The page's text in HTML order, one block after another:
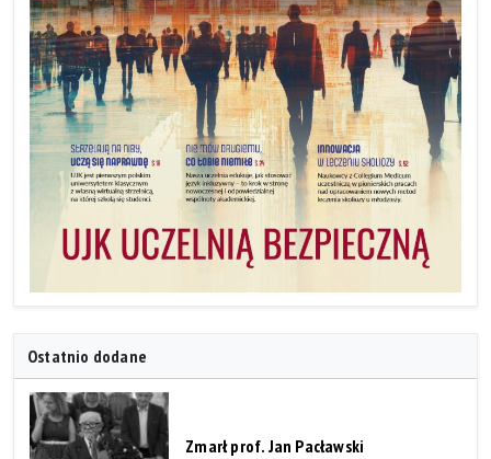
Ostatnio dodane
Zmarł prof. Jan Pacławski